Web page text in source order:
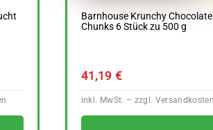
Barnhouse Krunchy Chocolate
Chunks 6 Stück zu 500 g
41,19 €